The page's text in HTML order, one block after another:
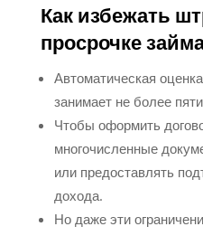
Как избежать
просрочке
Автоматическая
занимает не более
Чтобы оформить
многочисленные
или предоставлять
дохода.
Но даже эти